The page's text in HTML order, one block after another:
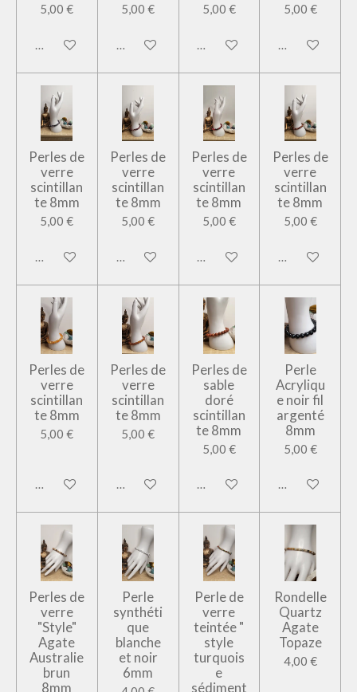
5,00 €
Ajouter au panier
5,00 €
Ajouter au panier
5,00 €
Ajouter au panier
5,00 €
Ajouter au
Perles de
verre
scintillan
te 8mm
5,00 €
Ajouter au panier
Perles de
verre
scintillan
te 8mm
5,00 €
Ajouter au panier
Perles de
verre
scintillan
te 8mm
5,00 €
Ajouter au panier
Perles de
verre
scintillan
te 8mm
5,00 €
Ajouter au
Perles de
verre
scintillan
te 8mm
5,00 €
Ajouter au panier
Perles de
verre
scintillan
te 8mm
5,00 €
Ajouter au panier
Perles de
sable
doré
scintillan
te 8mm
5,00 €
Ajouter au panier
Perle
Acryliqu
e noir fil
argenté
8mm
5,00 €
Ajouter au
Perles de
verre
"Style"
Agate
Australie
brun
8mm
Perle
synthéti
que
blanche
et noir
6mm
Perle de
verre
teintée "
style
turquois
e
sédiment
Rondelle
Quartz
Agate
Topaze
4,00 €